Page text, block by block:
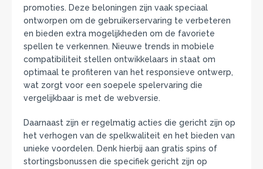
promoties. Deze beloningen zijn vaak speciaal
ontworpen om de gebruikerservaring te verbeteren
en bieden extra mogelijkheden om de favoriete
spellen te verkennen. Nieuwe trends in mobiele
compatibiliteit stellen ontwikkelaars in staat om
optimaal te profiteren van het responsieve ontwerp,
wat zorgt voor een soepele spelervaring die
vergelijkbaar is met de webversie.
Daarnaast zijn er regelmatig acties die gericht zijn op
het verhogen van de spelkwaliteit en het bieden van
unieke voordelen. Denk hierbij aan gratis spins of
stortingsbonussen die specifiek gericht zijn op